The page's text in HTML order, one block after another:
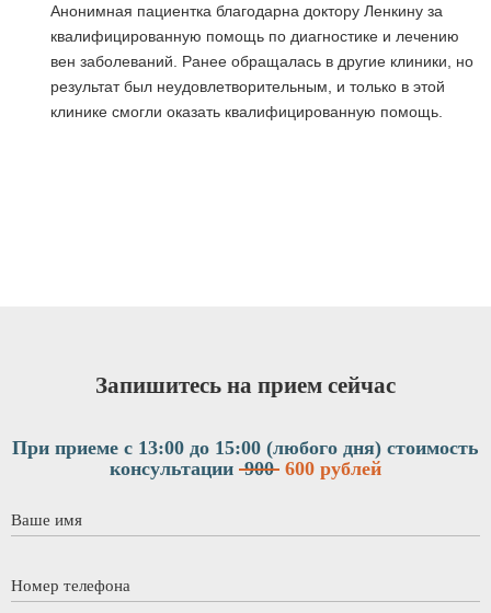
Анонимная пациентка благодарна доктору Ленкину за
квалифицированную помощь по диагностике и лечению
вен заболеваний. Ранее обращалась в другие клиники, но
результат был неудовлетворительным, и только в этой
клинике смогли оказать квалифицированную помощь.
Запишитесь на прием сейчас
При приеме с 13:00 до 15:00 (любого дня) стоимость
консультации 900 600 рублей
Ваше имя
Номер телефона